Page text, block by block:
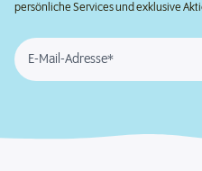
persönliche Services und exklusive
E-Mail-Adresse*